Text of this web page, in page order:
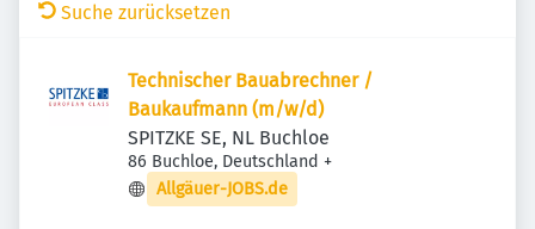
Suche zurücksetzen
Technischer Bauabrechner /
Baukaufmann (m/​w/​d)
SPITZKE SE, NL Buchloe
86 Buchloe, Deutschland +
Allgäuer-JOBS.de